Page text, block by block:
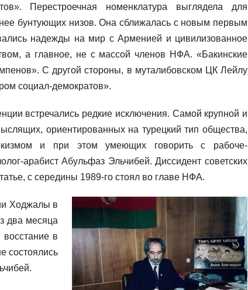
Перестроечная номенклатура выглядела для
бунтующих низов. Она сближалась с новым первым
надежды на мир с Арменией и цивилизованное
а главное, не с массой членов НФА. «Бакинские
С другой стороны, в муталибовском ЦК Лейлу
социал-демократов».
встречались редкие исключения. Самой крупной и
ориентированных на турецкий тип общества,
и при этом умеющих говорить с рабоче-
арабист Абульфаз Эльчибей. Диссидент советских
с середины 1989-го стоял во главе НФА.
Ходжалы в
два месяца
в
состоялись